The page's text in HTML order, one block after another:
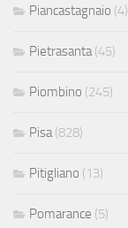
Piancastagnaio (4)
Pietrasanta (45)
Piombino (245)
Pisa (828)
Pitigliano (13)
Pomarance (5)